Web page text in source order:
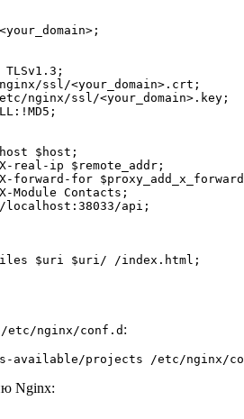
ssl/<your_domain>.crt;
nginx/ssl/<your_domain>.key;
$host;
real-ip $remote_addr;
forward-for
Module Contacts;
api;
$uri $uri/ /index.html;
/etc/nginx/conf.d :
available/projects /etc/nginx/
Nginx: